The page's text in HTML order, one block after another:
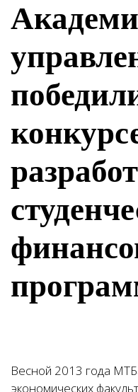
Весной 2013 года
экономических